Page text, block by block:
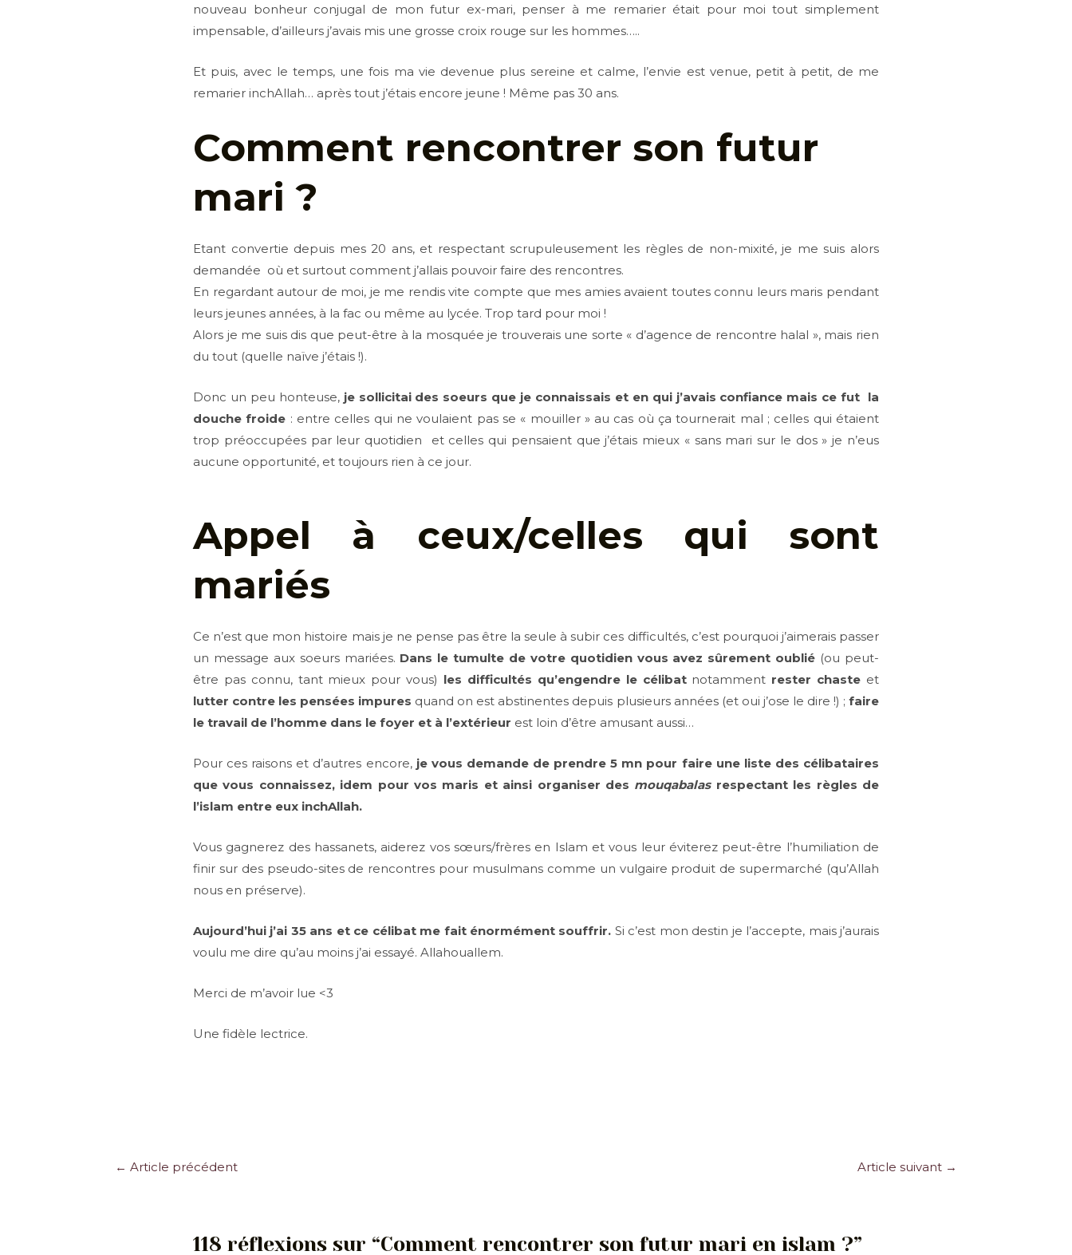
nouveau bonheur conjugal de mon futur ex-mari, penser à me remarier était pour moi tout simplement
impensable, d’ailleurs j’avais mis une grosse croix rouge sur les hommes…..
Et puis, avec le temps, une fois ma vie devenue plus sereine et calme, l’envie est venue, petit à petit, de me
remarier inchAllah… après tout j’étais encore jeune ! Même pas 30 ans.
Comment rencontrer son futur
mari ?
Etant convertie depuis mes 20 ans, et respectant scrupuleusement les règles de non-mixité, je me suis alors
demandée où et surtout comment j’allais pouvoir faire des rencontres.
En regardant autour de moi, je me rendis vite compte que mes amies avaient toutes connu leurs maris pendant
leurs jeunes années, à la fac ou même au lycée. Trop tard pour moi !
Alors je me suis dis que peut-être à la mosquée je trouverais une sorte « d’agence de rencontre halal », mais rien
du tout (quelle naïve j’étais !).
Donc un peu honteuse, je sollicitai des soeurs que je connaissais et en qui j’avais confiance mais ce fut la
douche froide : entre celles qui ne voulaient pas se « mouiller » au cas où ça tournerait mal ; celles qui étaient
trop préoccupées par leur quotidien et celles qui pensaient que j’étais mieux « sans mari sur le dos » je n’eus
aucune opportunité, et toujours rien à ce jour.
Appel à ceux/celles qui sont
mariés
Ce n’est que mon histoire mais je ne pense pas être la seule à subir ces difficultés, c’est pourquoi j’aimerais passer
un message aux soeurs mariées. Dans le tumulte de votre quotidien vous avez sûrement oublié (ou peut-
être pas connu, tant mieux pour vous) les difficultés qu’engendre le célibatnotamment rester chaste et
lutter contre les pensées impures quand on est abstinentes depuis plusieurs années (et oui j’ose le dire !) ; faire
le travail de l’homme dans le foyer et à l’extérieur est loin d’être amusant aussi…
Pour ces raisons et d’autres encore,je vous demande de prendre 5 mn pour faire une liste des célibataires
que vous connaissez, idem pour vos maris et ainsi organiser des mouqabalasrespectant les règles de
l’islam entre eux inchAllah.
Vous gagnerez des hassanets, aiderez vos sœurs/frères en Islam et vous leur éviterez peut-être l’humiliation de
finir sur des pseudo-sites de rencontres pour musulmans comme un vulgaire produit de supermarché (qu’Allah
nous en préserve).
Aujourd’hui j’ai 35 ans et ce célibat me fait énormément souffrir. Si c’est mon destin je l’accepte, mais j’aurais
voulu me dire qu’au moins j’ai essayé. Allahouallem.
Merci de m’avoir lue <3
Une fidèle lectrice.
Navigation
← Article précédent Article suivant →
118 réflexions sur “Comment rencontrer son futur mari en islam ?”